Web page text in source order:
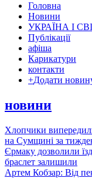
Головна
Новини
УКРАЇНА І
Публікації
афіша
Карикатури
контакти
+Додати
новини
Хлопчики
на Сумщині за
Єрмаку дозволили
браслет залишили
Артем Кобзар: Від